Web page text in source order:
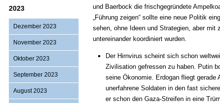
2023
Dezember 2023
November 2023
Oktober 2023
September 2023
August 2023
und Baerbock die frischgegründete
„Führung zeigen“ sollte eine neue Politik
sehen, ohne Ideen und Strategien, aber
untereinander koordiniert wurden.
Der Hirnvirus scheint sich schon
Zivilisation gefressen zu haben. Putin
seine Ökonomie. Erdogan fliegt
unerfahrene Soldaten in den fast
er schon den Gaza-Streifen in eine